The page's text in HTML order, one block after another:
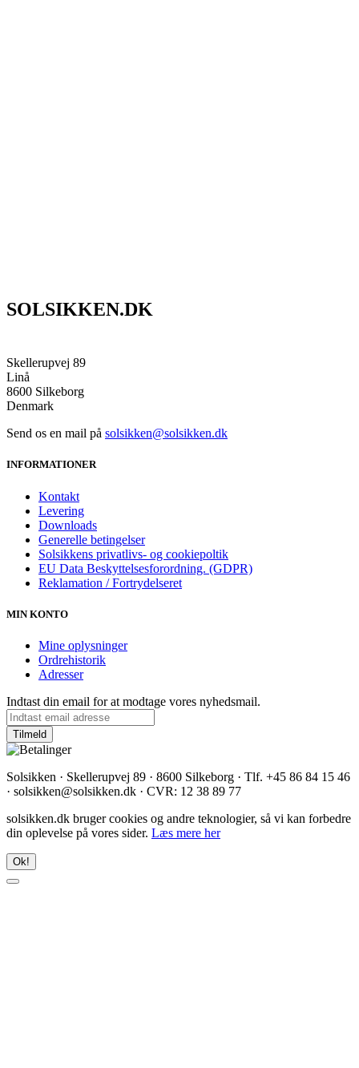
SOLSIKKEN.DK
Skellerupvej 89
Linå
8600 Silkeborg
Denmark
Send os en mail på solsikken@solsikken.dk
INFORMATIONER
Kontakt
Levering
Downloads
Generelle betingelser
Solsikkens privatlivs- og cookiepoltik
EU Data Beskyttelsesforordning. (GDPR)
Reklamation / Fortrydelseret
MIN KONTO
Mine oplysninger
Ordrehistorik
Adresser
Indtast din email for at modtage vores nyhedsmail.
Solsikken · Skellerupvej 89 · 8600 Silkeborg · Tlf. +45 86 84 15 46
· solsikken@solsikken.dk · CVR: 12 38 89 77
solsikken.dk bruger cookies og andre teknologier, så vi kan forbedre
din oplevelse på vores sider. Læs mere her
Ok!